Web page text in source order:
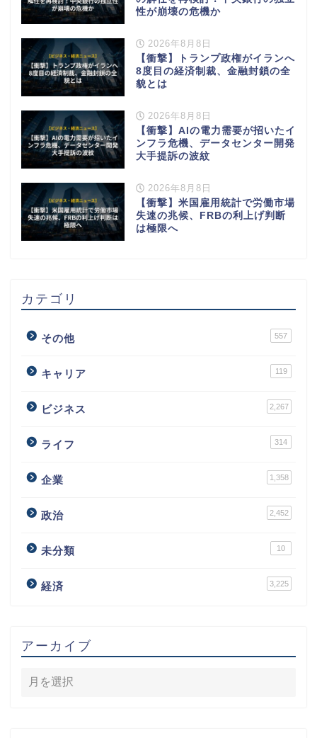
性が崩壊の危機か
2026年8月8日
【衝撃】トランプ政権がイランへ
8度目の経済制裁、金融封鎖の全
貌とは
2026年8月8日
【衝撃】AIの電力需要が招いたイ
ンフラ危機、データセンター開発
大手提訴の波紋
2026年8月8日
【衝撃】米国雇用統計で労働市場
失速の兆候、FRBの利上げ判断
は極限へ
カテゴリ
その他 557
キャリア 119
ビジネス 2,267
ライフ 314
企業 1,358
政治 2,452
未分類 10
経済 3,225
アーカイブ